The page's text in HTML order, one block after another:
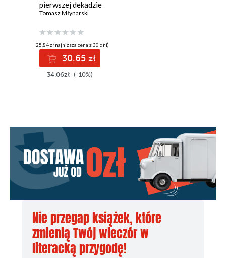
pierwszej dekadzie
XXI wieku.
interesów i
geostrategii
Tomasz Młynarski
(25,84 zł najniższa cena z 30 dni)
30.65 zł
34.06zł (-10%)
Nie przegap książek, które
zmienią Twój wieczór w
literacką przygodę!